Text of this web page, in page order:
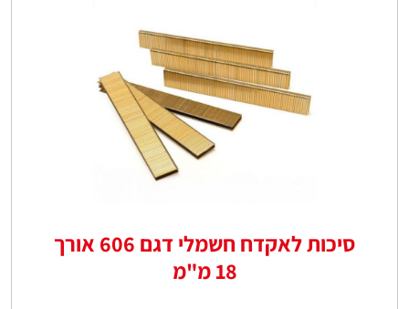
סיכות לאקדח חשמלי דגם 606 אורך
18 מ"מ